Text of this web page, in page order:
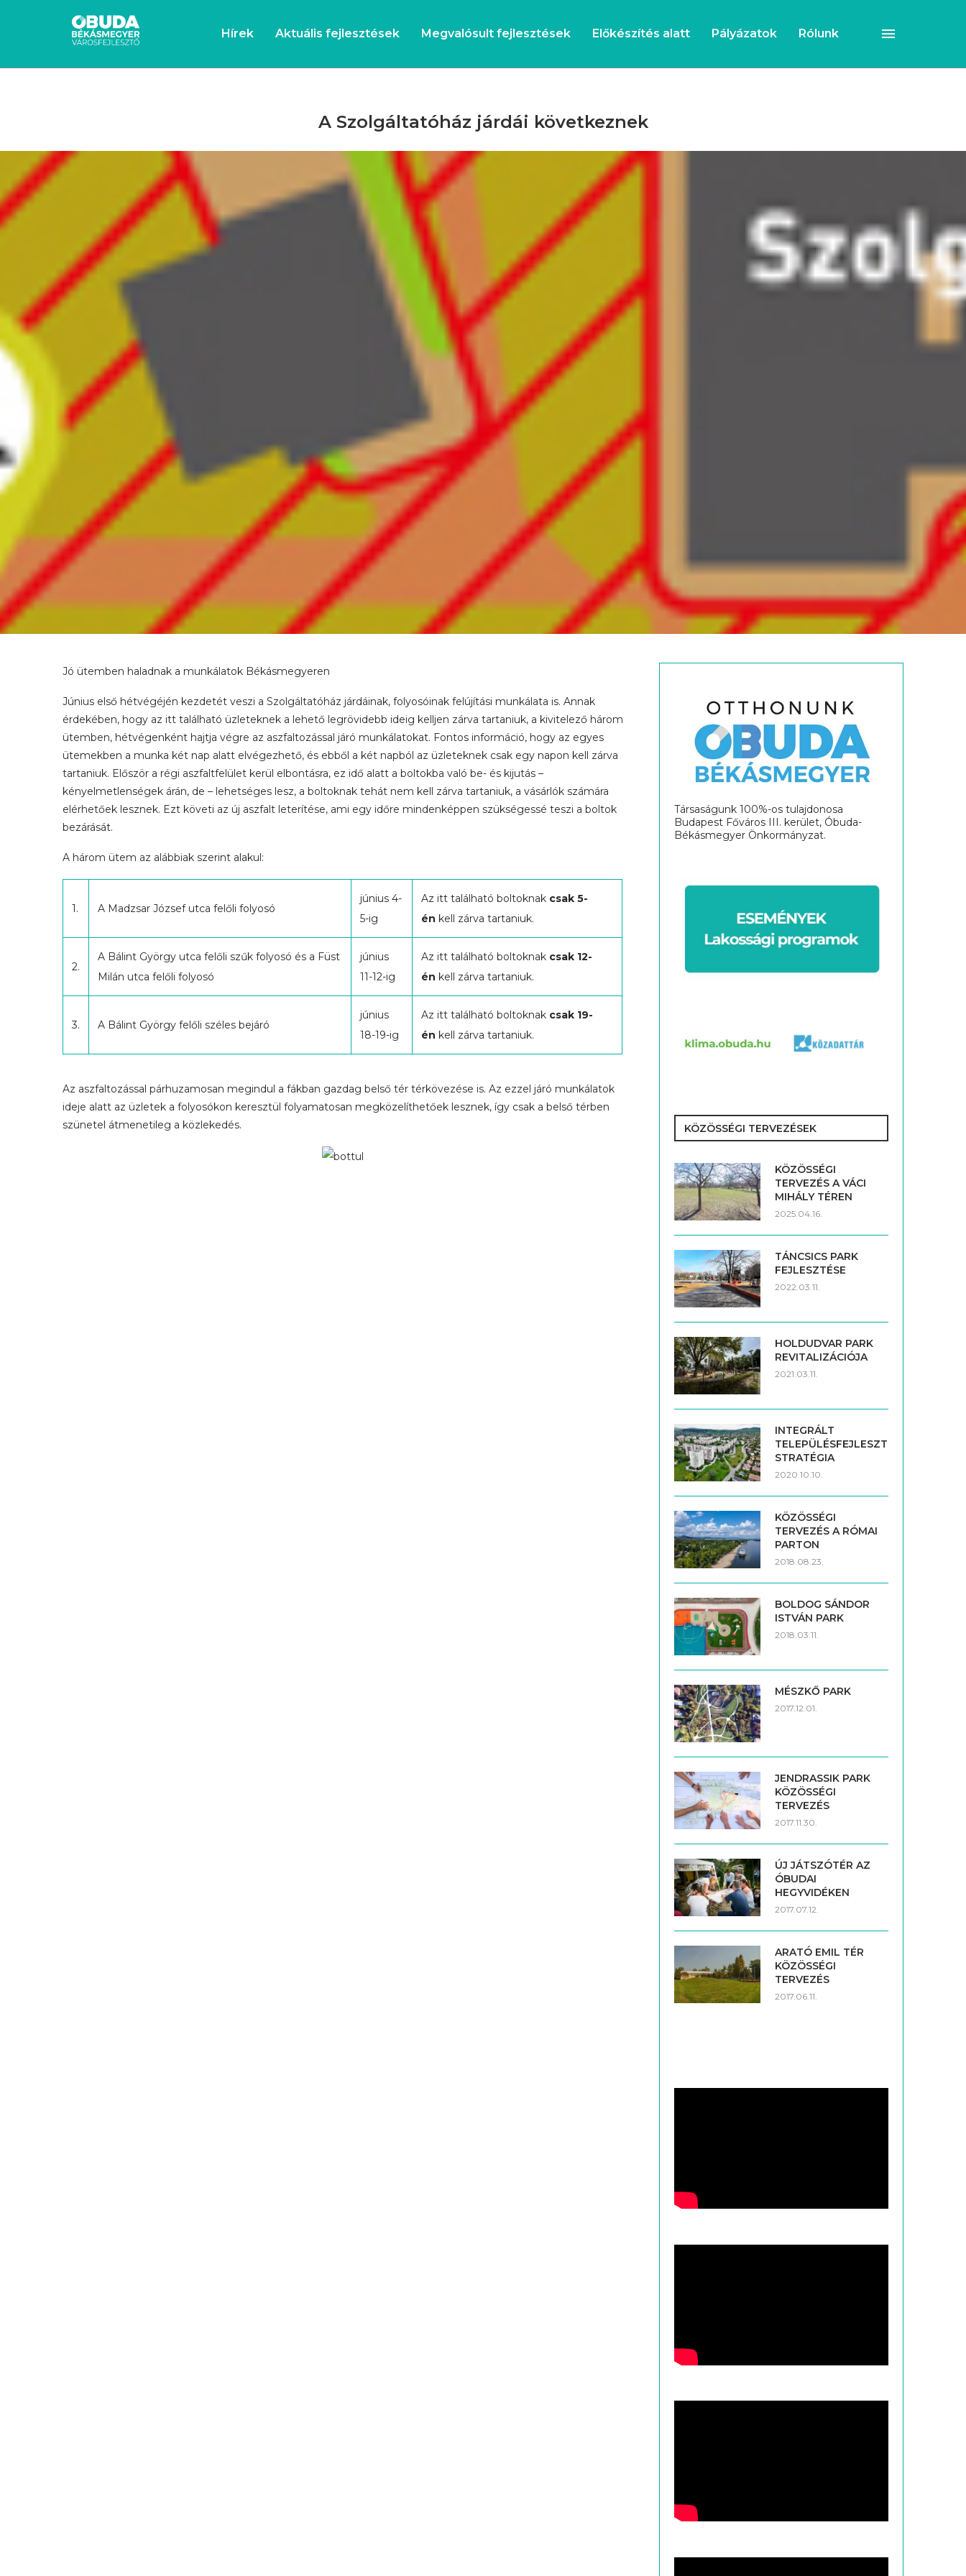
Hírek Aktuális fejlesztések Megvalósult fejlesztések Előkészítés alatt Pályázatok Rólunk
A Szolgáltatóház járdái következnek
Jó ütemben haladnak a munkálatok Békásmegyeren
Június első hétvégéjén kezdetét veszi a Szolgáltatóház járdáinak, folyosóinak felújítási munkálata is. Annak
érdekében, hogy az itt található üzleteknek a lehető legrövidebb ideig kelljen zárva tartaniuk, a kivitelező három
ütemben, hétvégenként hajtja végre az aszfaltozással járó munkálatokat. Fontos információ, hogy az egyes
ütemekben a munka két nap alatt elvégezhető, és ebből a két napból az üzleteknek csak egy napon kell zárva
tartaniuk. Először a régi aszfaltfelület kerül elbontásra, ez idő alatt a boltokba való be- és kijutás –
kényelmetlenségek árán, de – lehetséges lesz, a boltoknak tehát nem kell zárva tartaniuk, a vásárlók számára
elérhetőek lesznek. Ezt követi az új aszfalt leterítése, ami egy időre mindenképpen szükségessé teszi a boltok
bezárását.
A három ütem az alábbiak szerint alakul:
1. A Madzsar József utca felőli folyosó
június 4-
5-ig
Az itt található boltoknak csak 5-
én kell zárva tartaniuk.
2.
A Bálint György utca felőli szűk folyosó és a Füst
Milán utca felőli folyosó
június
11-12-ig
Az itt található boltoknak csak 12-
én kell zárva tartaniuk.
3. A Bálint György felőli széles bejáró
június
18-19-ig
Az itt található boltoknak csak 19-
én kell zárva tartaniuk.
Az aszfaltozással párhuzamosan megindul a fákban gazdag belső tér térkövezése is. Az ezzel járó munkálatok
ideje alatt az üzletek a folyosókon keresztül folyamatosan megközelíthetőek lesznek, így csak a belső térben
szünetel átmenetileg a közlekedés.
Társaságunk 100%-os tulajdonosa
Budapest Főváros III. kerület, Óbuda-
Békásmegyer Önkormányzat.
KÖZÖSSÉGI TERVEZÉSEK
KÖZÖSSÉGI
TERVEZÉS A VÁCI
MIHÁLY TÉREN
2025.04.16.
TÁNCSICS PARK
FEJLESZTÉSE
2022.03.11.
HOLDUDVAR PARK
REVITALIZÁCIÓJA
2021.03.11.
INTEGRÁLT
TELEPÜLÉSFEJLESZTÉSI
STRATÉGIA
2020.10.10.
KÖZÖSSÉGI
TERVEZÉS A RÓMAI
PARTON
2018.08.23.
BOLDOG SÁNDOR
ISTVÁN PARK
2018.03.11.
MÉSZKŐ PARK
2017.12.01.
JENDRASSIK PARK
KÖZÖSSÉGI
TERVEZÉS
2017.11.30.
ÚJ JÁTSZÓTÉR AZ
ÓBUDAI
HEGYVIDÉKEN
2017.07.12.
ARATÓ EMIL TÉR
KÖZÖSSÉGI
TERVEZÉS
2017.06.11.